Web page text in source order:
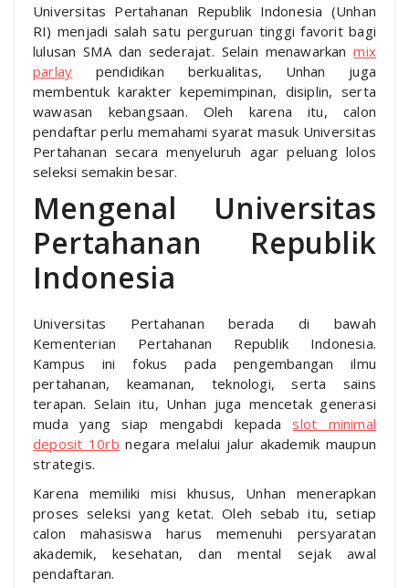
Universitas Pertahanan Republik Indonesia (Unhan
RI) menjadi salah satu perguruan tinggi favorit bagi
lulusan SMA dan sederajat. Selain menawarkanmix
parlay pendidikan berkualitas, Unhan juga
membentuk karakter kepemimpinan, disiplin, serta
wawasan kebangsaan. Oleh karena itu, calon
pendaftar perlu memahami syarat masuk Universitas
Pertahanan secara menyeluruh agar peluang lolos
seleksi semakin besar.
Mengenal Universitas
Pertahanan Republik
Indonesia
Universitas Pertahanan berada di bawah
Kementerian Pertahanan Republik Indonesia.
Kampus ini fokus pada pengembangan ilmu
pertahanan, keamanan, teknologi, serta sains
terapan. Selain itu, Unhan juga mencetak generasi
muda yang siap mengabdi kepada slot minimal
deposit 10rb negara melalui jalur akademik maupun
strategis.
Karena memiliki misi khusus, Unhan menerapkan
proses seleksi yang ketat. Oleh sebab itu, setiap
calon mahasiswa harus memenuhi persyaratan
akademik, kesehatan, dan mental sejak awal
pendaftaran.